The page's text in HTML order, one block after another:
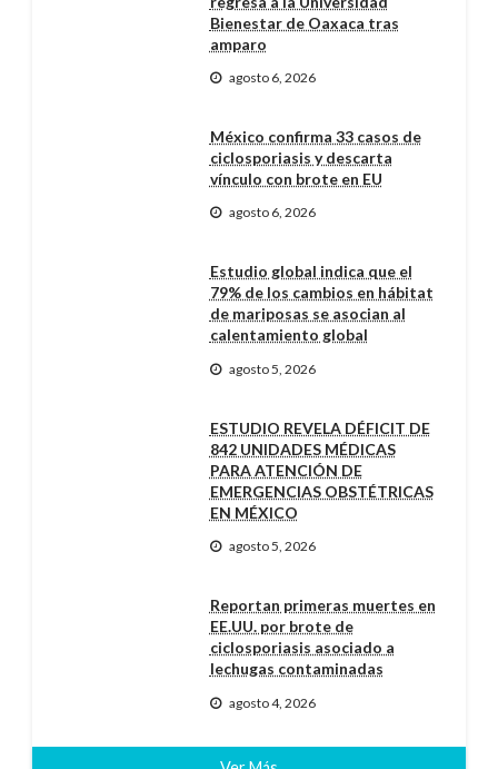
Bienestar de Oaxaca tras
amparo
agosto 6, 2026
México confirma 33 casos de
ciclosporiasis y descarta
vínculo con brote en EU
agosto 6, 2026
Estudio global indica que el
79% de los cambios en hábitat
de mariposas se asocian al
calentamiento global
agosto 5, 2026
ESTUDIO REVELA DÉFICIT DE
842 UNIDADES MÉDICAS
PARA ATENCIÓN DE
EMERGENCIAS OBSTÉTRICAS
EN MÉXICO
agosto 5, 2026
Reportan primeras muertes en
EE.UU. por brote de
ciclosporiasis asociado a
lechugas contaminadas
agosto 4, 2026